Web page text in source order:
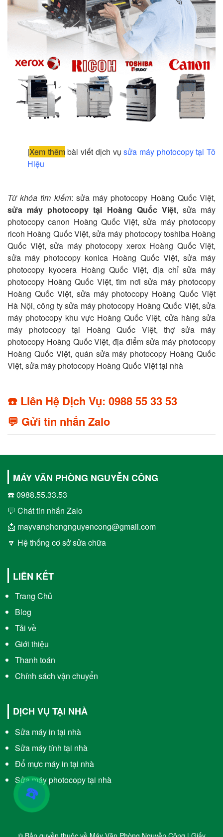
|Xem thêmbài viết dịch vụsửa máy photocopy tại Tô
Hiệu
Từ khóa tìm kiếm: sửa máy photocopy Hoàng Quốc Việt,
sửa máy photocopy tại Hoàng Quốc Việt, sửa máy
photocopy canon Hoàng Quốc Việt, sửa máy photocopy
ricoh Hoàng Quốc Việt, sửa máy photocopy toshiba Hoàng
Quốc Việt, sửa máy photocopy xerox Hoàng Quốc Việt,
sửa máy photocopy konica Hoàng Quốc Việt, sửa máy
photocopy kyocera Hoàng Quốc Việt, địa chỉ sửa máy
photocopy Hoàng Quốc Việt, tìm nơi sửa máy photocopy
Hoàng Quốc Việt, sửa máy photocopy Hoàng Quốc Việt
Hà Nội, công ty sửa máy photocopy Hoàng Quốc Việt, sửa
máy photocopy khu vực Hoàng Quốc Việt, cửa hàng sửa
máy photocopy tại Hoàng Quốc Việt, thợ sửa máy
photocopy Hoàng Quốc Việt, địa điểm sửa máy photocopy
Hoàng Quốc Việt, quán sửa máy photocopy Hoàng Quốc
Việt, sửa máy photocopy Hoàng Quốc Việt tại nhà
☎️ Liên Hệ Dịch Vụ: 0988 55 33 53
💬 Gửi tin nhắn Zalo
MÁY VĂN PHÒNG NGUYỄN CÔNG
☎️ 0988.55.33.53
💬 Chát tin nhắn Zalo
📩 mayvanphongnguyencong@gmail.com
🔽 Hệ thống cơ sở sửa chữa
LIÊN KẾT
Trang Chủ
Blog
Tải về
Giới thiệu
Thanh toán
Chính sách vận chuyển
DỊCH VỤ TẠI NHÀ
Sửa máy in tại nhà
Sửa máy tính tại nhà
Đổ mực máy in tại nhà
Sửa máy photocopy tại nhà
☎️